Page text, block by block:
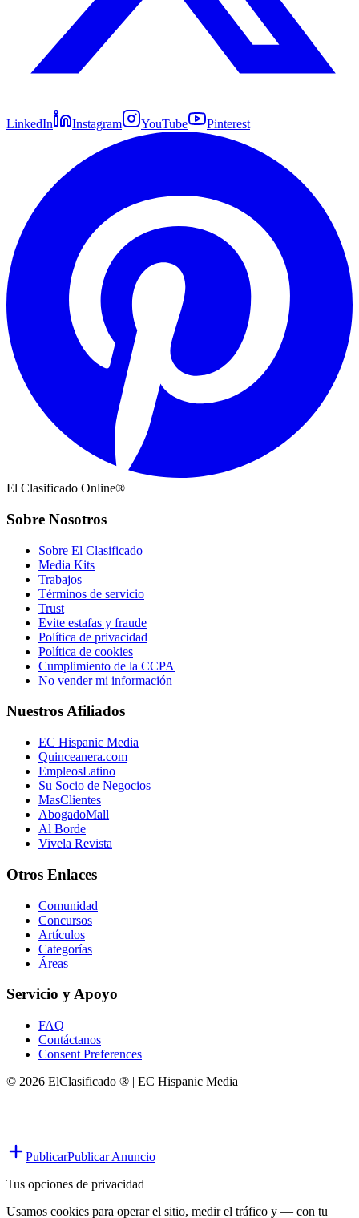
LinkedIn Instagram YouTube Pinterest
El Clasificado Online®
Sobre Nosotros
Sobre El Clasificado
Media Kits
Trabajos
Términos de servicio
Trust
Evite estafas y fraude
Política de privacidad
Política de cookies
Cumplimiento de la CCPA
No vender mi información
Nuestros Afiliados
EC Hispanic Media
Quinceanera.com
EmpleosLatino
Su Socio de Negocios
MasClientes
AbogadoMall
Al Borde
Vivela Revista
Otros Enlaces
Comunidad
Concursos
Artículos
Categorías
Áreas
Servicio y Apoyo
FAQ
Contáctanos
Consent Preferences
© 2026 ElClasificado ® | EC Hispanic Media
PublicarPublicar Anuncio
Tus opciones de privacidad
Usamos cookies para operar el sitio, medir el tráfico y — con tu